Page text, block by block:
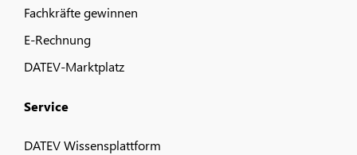
Fachkräfte gewinnen
E-Rechnung
DATEV-Marktplatz
Service
DATEV Wissensplattform